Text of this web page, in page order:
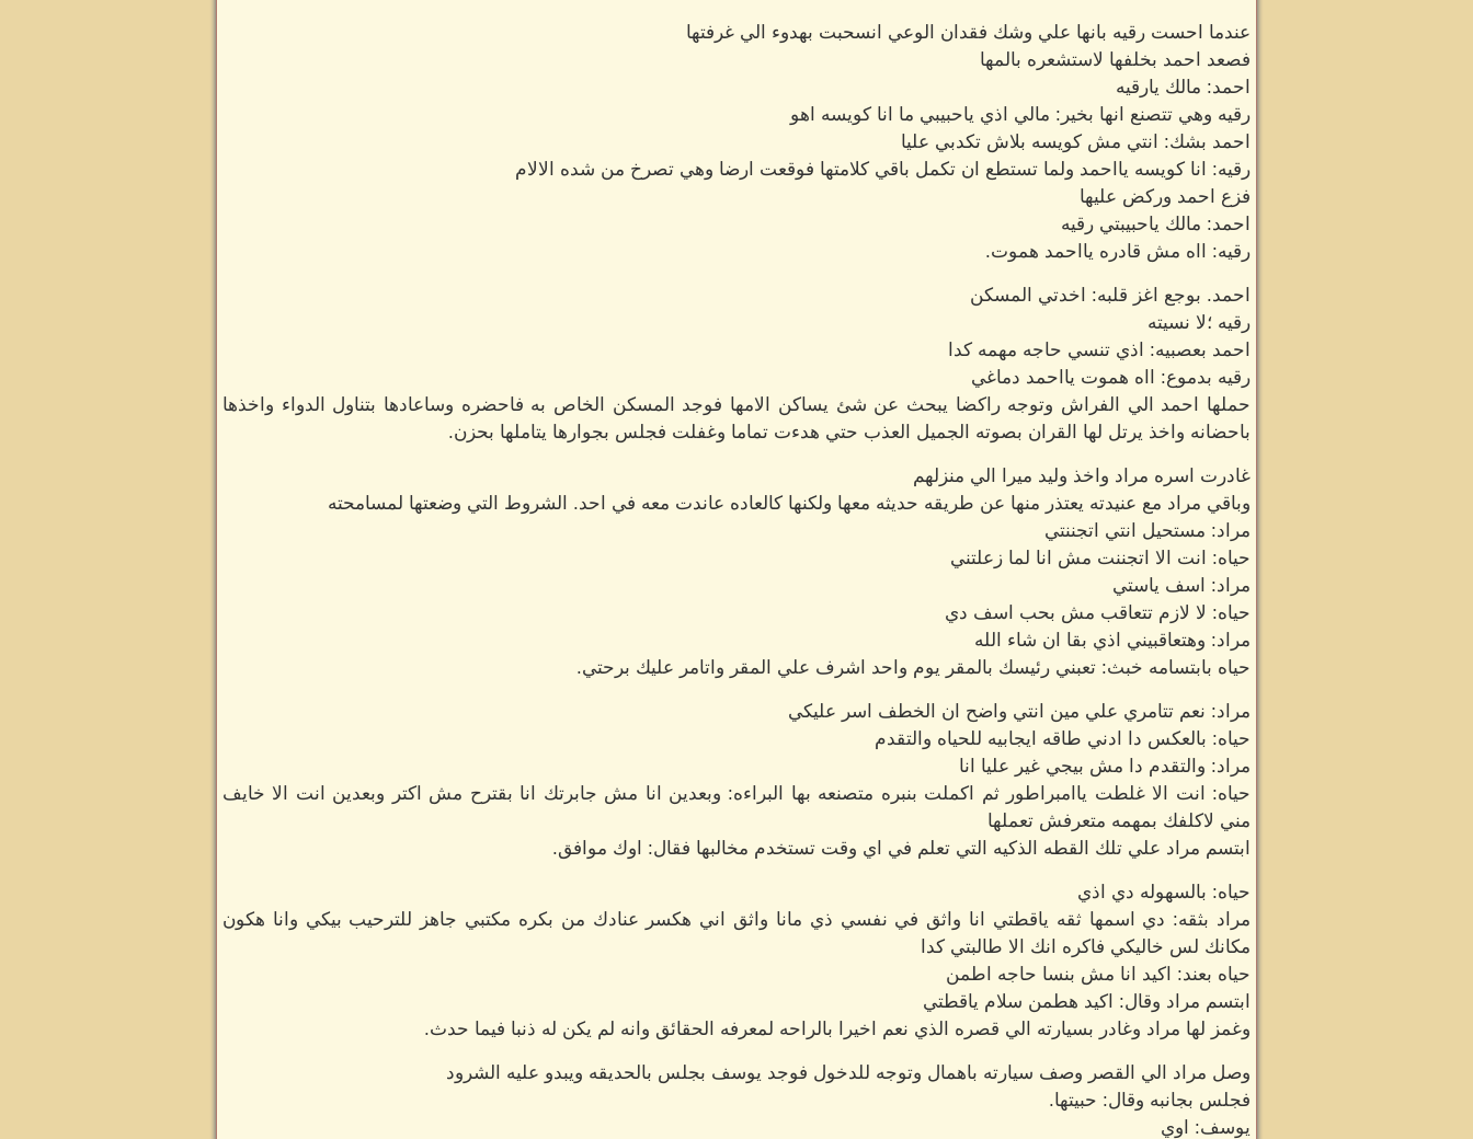
عندما احست رقيه بانها علي وشك فقدان الوعي انسحبت بهدوء الي غرفتها
فصعد احمد بخلفها لاستشعره بالمها
احمد: مالك يارقيه
رقيه وهي تتصنع انها بخير: مالي اذي ياحبيبي ما انا كويسه اهو
احمد بشك: انتي مش كويسه بلاش تكدبي عليا
رقيه: انا كويسه يااحمد ولما تستطع ان تكمل باقي كلامتها فوقعت ارضا وهي تصرخ من شده الالام
فزع احمد وركض عليها
احمد: مالك ياحبيبتي رقيه
رقيه: ااه مش قادره يااحمد هموت.
احمد. بوجع اغز قلبه: اخدتي المسكن
رقيه ؛لا نسيته
احمد بعصبيه: اذي تنسي حاجه مهمه كدا
رقيه بدموع: ااه هموت يااحمد دماغي
حملها احمد الي الفراش وتوجه راكضا يبحث عن شئ يساكن الامها فوجد المسكن الخاص به فاحضره وساعادها بتناول الدواء واخذها
باحضانه واخذ يرتل لها القران بصوته الجميل العذب حتي هدءت تماما وغفلت فجلس بجوارها يتاملها بحزن.
غادرت اسره مراد واخذ وليد ميرا الي منزلهم
وباقي مراد مع عنيدته يعتذر منها عن طريقه حديثه معها ولكنها كالعاده عاندت معه في احد. الشروط التي وضعتها لمسامحته
مراد: مستحيل انتي اتجننتي
حياه: انت الا اتجننت مش انا لما زعلتني
مراد: اسف ياستي
حياه: لا لازم تتعاقب مش بحب اسف دي
مراد: وهتعاقبيني اذي بقا ان شاء الله
حياه بابتسامه خبث: تعبني رئيسك بالمقر يوم واحد اشرف علي المقر واتامر عليك برحتي.
مراد: نعم تتامري علي مين انتي واضح ان الخطف اسر عليكي
حياه: بالعكس دا ادني طاقه ايجابيه للحياه والتقدم
مراد: والتقدم دا مش بيجي غير عليا انا
حياه: انت الا غلطت ياامبراطور ثم اكملت بنبره متصنعه بها البراءه: وبعدين انا مش جابرتك انا بقترح مش اكتر وبعدين انت الا خايف
مني لاكلفك بمهمه متعرفش تعملها
ابتسم مراد علي تلك القطه الذكيه التي تعلم في اي وقت تستخدم مخالبها فقال: اوك موافق.
حياه: بالسهوله دي اذي
مراد بثقه: دي اسمها ثقه ياقطتي انا واثق في نفسي ذي مانا واثق اني هكسر عنادك من بكره مكتبي جاهز للترحيب بيكي وانا هكون
مكانك لس خاليكي فاكره انك الا طالبتي كدا
حياه بعند: اكيد انا مش بنسا حاجه اطمن
ابتسم مراد وقال: اكيد هطمن سلام ياقطتي
وغمز لها مراد وغادر بسيارته الي قصره الذي نعم اخيرا بالراحه لمعرفه الحقائق وانه لم يكن له ذنبا فيما حدث.
وصل مراد الي القصر وصف سيارته باهمال وتوجه للدخول فوجد يوسف بجلس بالحديقه ويبدو عليه الشرود
فجلس بجانبه وقال: حبيتها.
يوسف: اوي